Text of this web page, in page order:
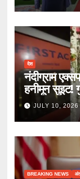
देश
नंदीग्राम
हनीमून सुइट!
You, TTE
JULY 10, 2026
BREAKING NEWS